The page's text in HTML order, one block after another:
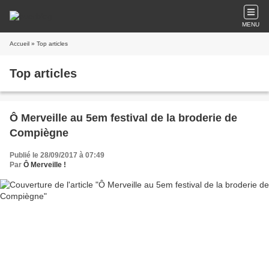
MENU
Accueil » Top articles
Top articles
Ô Merveille au 5em festival de la broderie de
Compiègne
Publié le 28/09/2017 à 07:49
Par Ô Merveille !